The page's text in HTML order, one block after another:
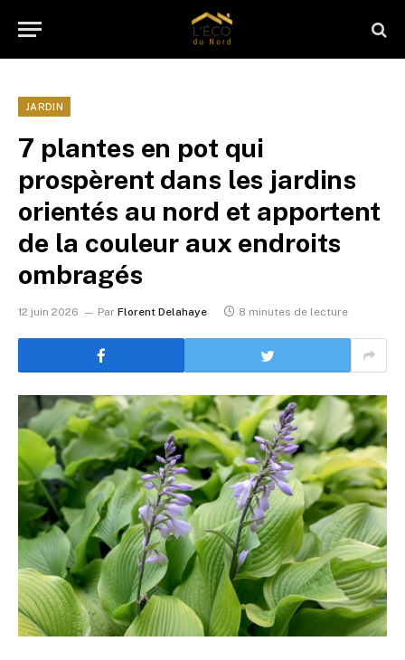
JARDIN
7 plantes en pot qui
prospèrent dans les jardins
orientés au nord et apportent
de la couleur aux endroits
ombragés
12 juin 2026 Par Florent Delahaye 8 minutes de lecture